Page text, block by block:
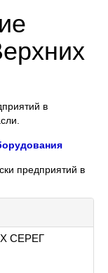
в
предприятий в
СЕРЕГ